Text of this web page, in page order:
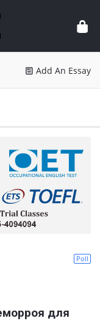
Add An Essay
Poll
для